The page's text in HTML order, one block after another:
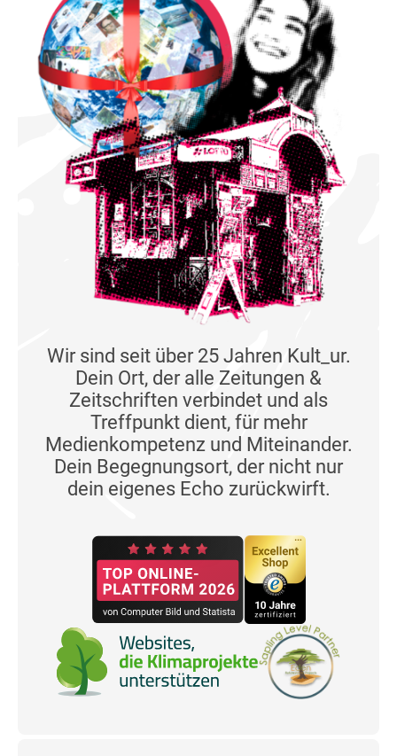
Wir sind seit über 25 Jahren Kult_ur.
Dein Ort, der alle Zeitungen &
Zeitschriften verbindet und als
Treffpunkt dient, für mehr
Medienkompetenz und Miteinander.
Dein Begegnungsort, der nicht nur
dein eigenes Echo zurückwirft.